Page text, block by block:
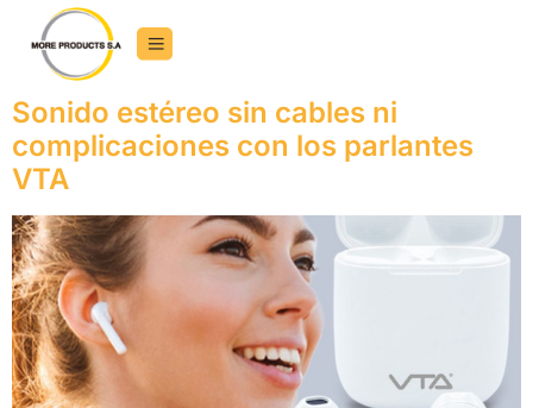
Sonido estéreo sin cables ni
complicaciones con los parlantes
VTA